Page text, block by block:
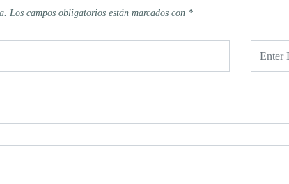
Los campos obligatorios están marcados con *